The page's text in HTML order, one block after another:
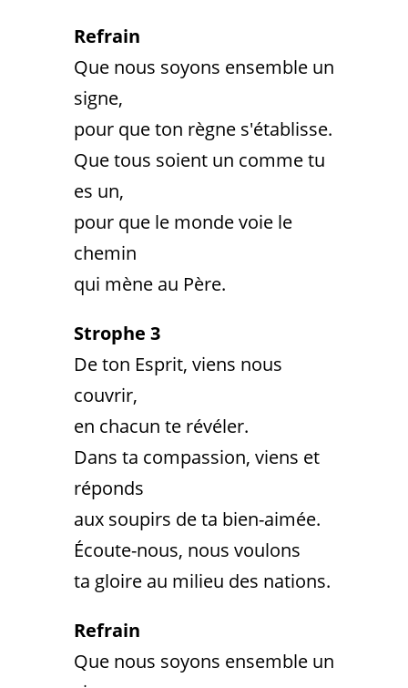
Refrain
Que nous soyons ensemble un
signe,
pour que ton règne s'établisse.
Que tous soient un comme tu
es un,
pour que le monde voie le
chemin
qui mène au Père.
Strophe 3
De ton Esprit, viens nous
couvrir,
en chacun te révéler.
Dans ta compassion, viens et
réponds
aux soupirs de ta bien-aimée.
Écoute-nous, nous voulons
ta gloire au milieu des nations.
Refrain
Que nous soyons ensemble un